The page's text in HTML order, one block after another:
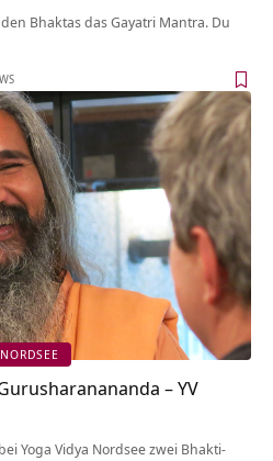
Bhaktas das Gayatri Mantra. Du
NORDSEE
– YV
Yoga Vidya Nordsee zwei Bhakti-